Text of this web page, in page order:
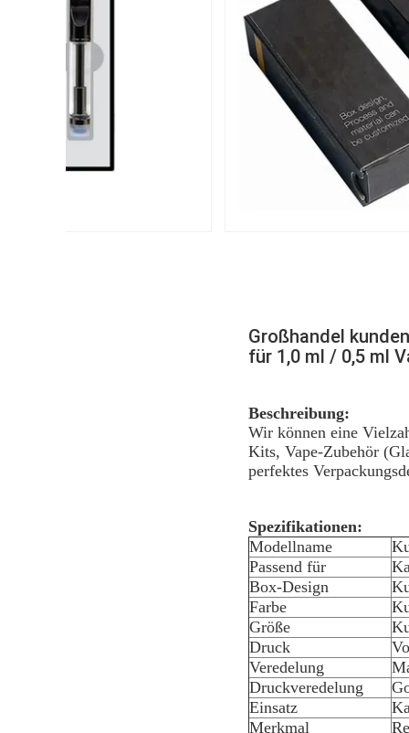
Großhandel
für 1,0 ml / 0,5 ml
Beschreibung:
Wir können eine
Kits, Vape-Zubehör
perfektes
Spezifikationen:
Modellname
Passend für
Box-Design
Farbe
Größe
Druck
Veredelung
Druckveredelung
Einsatz
Merkmal